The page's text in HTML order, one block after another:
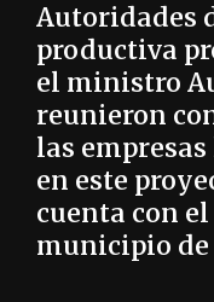
Autoridades
productiva
el ministro
reunieron
las
en este
cuenta con
municipio de